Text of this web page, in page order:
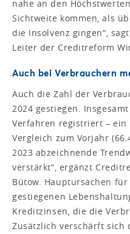
nahe an den
Sichtweite kommen, als
die Insolvenz gingen“,
Leiter der Creditreform
Auch bei Verbrauchern
Auch die Zahl der
2024 gestiegen.
Verfahren registriert – ein
Vergleich zum Vorjahr
2023 abzeichnende
verstärkt“, ergänzt
Bütow. Hauptursachen
gestiegenen
Kreditzinsen, die die
Zusätzlich verschärft sich